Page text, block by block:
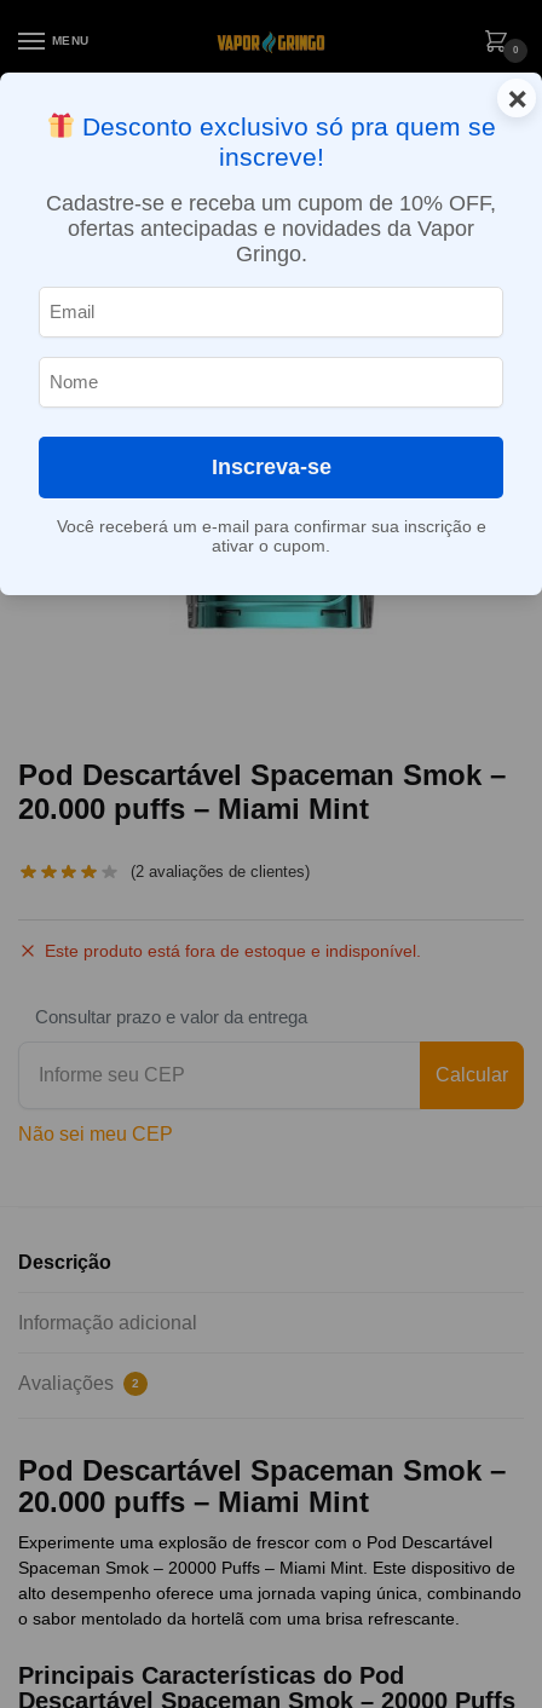
MENU
0
ENTREGA NO MESMO DIA EM SÃO PAULO (SEG A SEX): PEDIDOS
APROVADOS ATÉ 15:30 VIA MOTOBOY
Pod Descartável Spaceman Smok –
20.000 puffs – Miami Mint
(2 avaliações de clientes)
Este produto está fora de estoque e indisponível.
Consultar prazo e valor da entrega
Calcular
Não sei meu CEP
Descrição
Informação adicional
Avaliações 2
Pod Descartável Spaceman Smok –
20.000 puffs – Miami Mint
Experimente uma explosão de frescor com o Pod Descartável
Spaceman Smok – 20000 Puffs – Miami Mint. Este dispositivo de
alto desempenho oferece uma jornada vaping única, combinando
o sabor mentolado da hortelã com uma brisa refrescante.
Principais Características do Pod
Descartável Spaceman Smok – 20000 Puffs
×
Desconto exclusivo só pra quem se
inscreve!
Cadastre-se e receba um cupom de 10% OFF,
ofertas antecipadas e novidades da Vapor
Gringo.
Inscreva-se
Você receberá um e-mail para confirmar sua inscrição e
ativar o cupom.